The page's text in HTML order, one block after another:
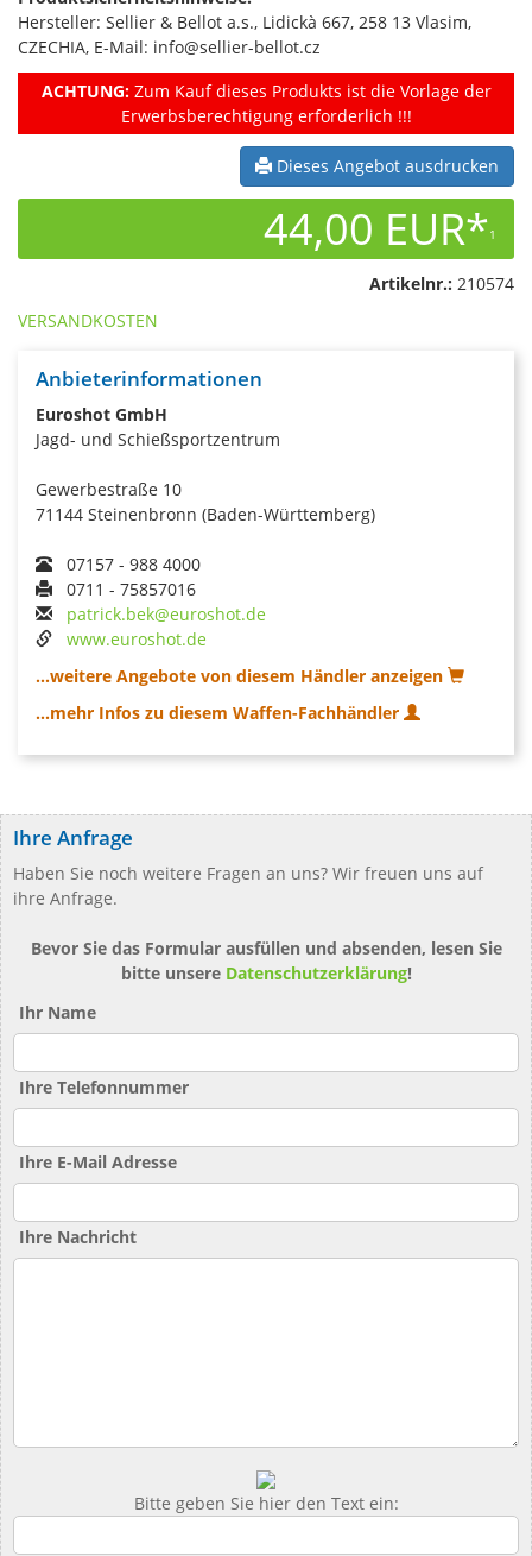
Hersteller: Sellier & Bellot a.s., Lidickà 667, 258 13 Vlasim,
CZECHIA, E-Mail: info@sellier-bellot.cz
ACHTUNG:Zum Kauf dieses Produkts ist die Vorlage der
Erwerbsberechtigung erforderlich !!!
Dieses Angebot ausdrucken
44,00 EUR*1
Artikelnr.: 210574
VERSANDKOSTEN
Anbieterinformationen
Euroshot GmbH
Jagd- und Schießsportzentrum
Gewerbestraße 10
71144 Steinenbronn (Baden-Württemberg)
07157 - 988 4000
0711 - 75857016
patrick.bek@euroshot.de
www.euroshot.de
...weitere Angebote von diesem Händler anzeigen
...mehr Infos zu diesem Waffen-Fachhändler
Ihre Anfrage
Haben Sie noch weitere Fragen an uns? Wir freuen uns auf
ihre Anfrage.
Bevor Sie das Formular ausfüllen und absenden, lesen Sie
bitte unsere Datenschutzerklärung!
Ihr Name
Ihre Telefonnummer
Ihre E-Mail Adresse
Ihre Nachricht
Bitte geben Sie hier den Text ein: